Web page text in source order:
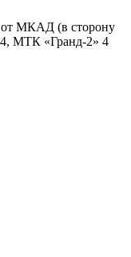
от МКАД (в сторону
МТК «Гранд-2» 4